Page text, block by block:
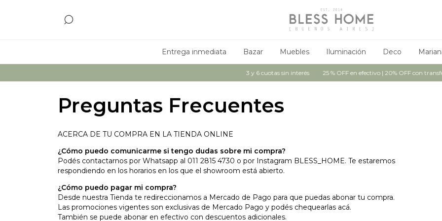
Entrega inmediata Bazar Muebles Iluminación Deco
3 y 6 cuotas sin interés 25 % OFF en efectivo | 20% OFF con
Preguntas Frecuentes
ACERCA DE TU COMPRA EN LA TIENDA ONLINE
¿Cómo puedo comunicarme si tengo dudas sobre mi compra?
Podés contactarnos por Whatsapp al 011 2815 4730 o por Instagram BLESS_HOME. Te estaremos
respondiendo en los horarios en los que el showroom está abierto.
¿Cómo puedo pagar mi compra?
Desde nuestra Tienda te redireccionamos a Mercado de Pago para que puedas abonar tu compra.
Las promociones vigentes son exclusivas de Mercado Pago y podés chequearlas acá.
También se puede abonar en efectivo con descuentos adicionales.